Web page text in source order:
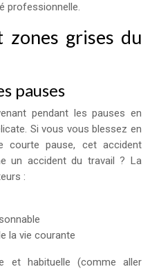
professionnelle.
zones grises du
pauses
pendant les pauses en
Si vous vous blessez en
courte pause, cet accident
un accident du travail ? La
:
la vie courante
et habituelle (comme aller